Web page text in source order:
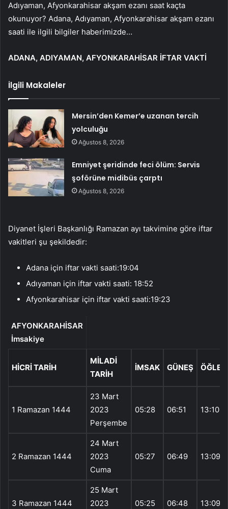
Adıyaman, Afyonkarahisar akşam ezanı saat kaçta
okunuyor? Adana, Adıyaman, Afyonkarahisar akşam ezanı
saati ile ilgili bilgiler haberimizde…
ADANA, ADIYAMAN, AFYONKARAHİSAR İFTAR VAKTİ
İlgili Makaleler
Mersin’den Kemer’e uzanan tercih
yolculuğu
Ağustos 8, 2026
Emniyet şeridinde feci ölüm: Servis
şoförüne midibüs çarptı
Ağustos 8, 2026
Diyanet İşleri Başkanlığı Ramazan ayı takvimine göre iftar
vakitleri şu şekildedir:
Adana için iftar vakti saati:19:04
Adıyaman için iftar vakti saati: 18:52
Afyonkarahisar için iftar vakti saati:19:23
AFYONKARAHİSAR
İmsakiye
HICRI TARIH
MILADI
TARIH
İMSAK GÜNEŞ ÖĞLE
1 Ramazan 1444
23 Mart
2023
Perşembe
05:28 06:51 13:10
2 Ramazan 1444
24 Mart
2023
Cuma
05:27 06:49 13:09
3 Ramazan 1444
25 Mart
2023
05:25 06:48 13:09